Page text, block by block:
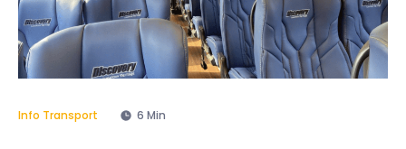
Info Transport 6 Min